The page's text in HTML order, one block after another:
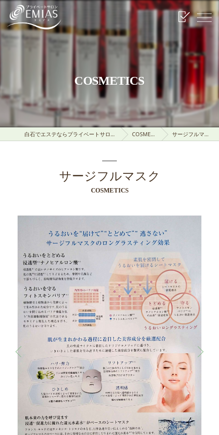
COSMETICS
白石でエステならプライベートサロンEMIAS COSMETICS サージフルマスク
COSMETICS
サージフルマスク